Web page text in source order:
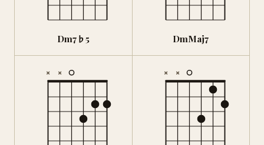
Dm7♭5 DmMaj7
× × × ×